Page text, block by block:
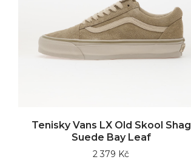
Tenisky Vans LX Old Skool Shag
Suede Bay Leaf
2 379 Kč